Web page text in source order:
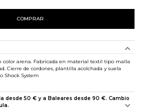
COMPRAR
color arena. Fabricada en material textil tipo malla
Cierre de cordones, plantilla acolchada y suela
Shock System
desde 50 € y a Baleares desde 90 €. Cambio